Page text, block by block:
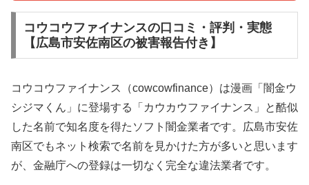
コウコウファイナンスの口コミ・評判・実態
【広島市安佐南区の被害報告付き】
コウコウファイナンス（cowcowfinance）は漫画「闇金ウ
シジマくん」に登場する「カウカウファイナンス」と酷似
した名前で知名度を得たソフト闇金業者です。広島市安佐
南区でもネット検索で名前を見かけた方が多いと思います
が、金融庁への登録は一切なく完全な違法業者です。